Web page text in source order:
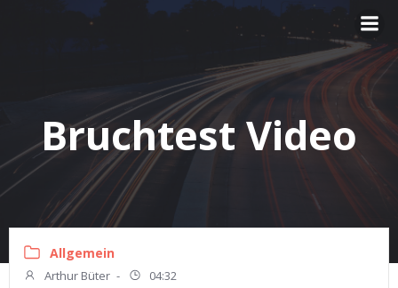
Zum
Inhalt
Bruchtest Video
Allgemein
Arthur Büter - 04:32